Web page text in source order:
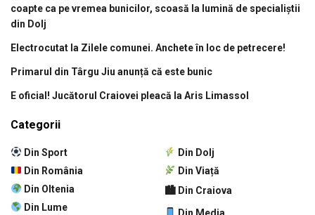
coapte ca pe vremea bunicilor, scoasă la lumină de specialiștii
din Dolj
Electrocutat la Zilele comunei. Anchete în loc de petrecere!
Primarul din Târgu Jiu anunță că este bunic
E oficial! Jucătorul Craiovei pleacă la Aris Limassol
Categorii
Din Sport
Din România
Din Oltenia
Din Lume
Din Dolj
Din Viață
🏙 Din Craiova